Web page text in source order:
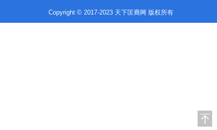
Copyright © 2017-2023 天下匡裔网 版权所有